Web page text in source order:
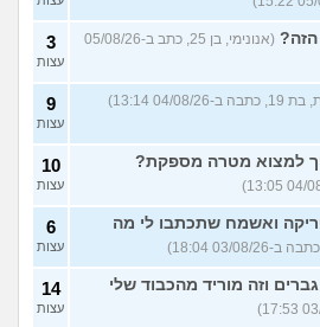
חדשות במדור הזה?
(אנונימי, בן 25, כתב ב-05/08/26
3
עצות
04/08/26 13:14)
9
עצות
למצוא מטרה מספקת? 10
עצות
ואשמח שתכתבו לי מה
6
עצות
וזה מוריד מהכבוד שלי 14
עצות